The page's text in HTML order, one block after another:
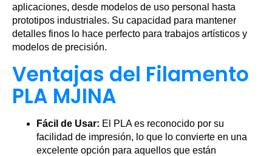
aplicaciones, desde modelos de uso personal hasta
prototipos industriales. Su capacidad para mantener
detalles finos lo hace perfecto para trabajos artísticos y
modelos de precisión.
Ventajas del Filamento
PLA MJINA
Fácil de Usar: El PLA es reconocido por su
facilidad de impresión, lo que lo convierte en una
excelente opción para aquellos que están